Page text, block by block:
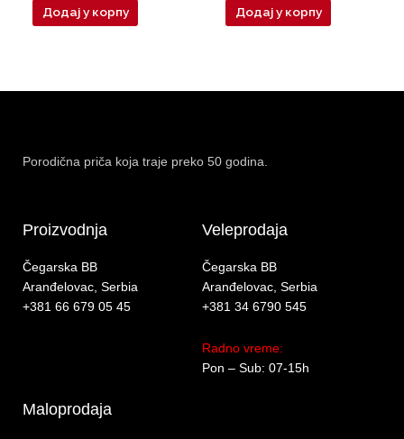
Додај у корпу Додај у корпу
Porodična priča koja traje preko 50 godina.
Proizvodnja
Čegarska BB
Aranđelovac, Serbia
+381 66 679 05 45
Veleprodaja
Čegarska BB
Aranđelovac, Serbia
+381 34 6790 545
Radno vreme:
Pon – Sub: 07-15h
Maloprodaja